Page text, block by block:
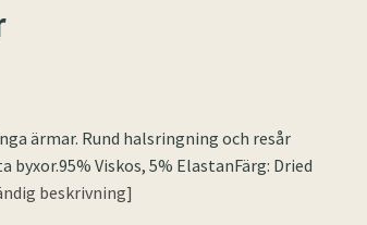
ärmar. Rund halsringning och resår
Viskos, 5% ElastanFärg: Dried
beskrivning]